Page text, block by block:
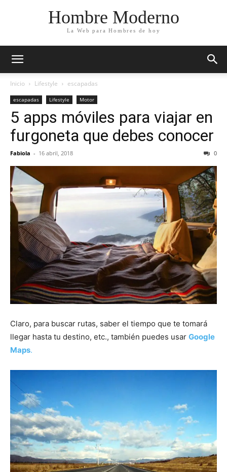
Hombre Moderno
La Web para Hombres de hoy
Inicio Lifestyle escapadas
escapadas Lifestyle Motor
5 apps móviles para viajar en
furgoneta que debes conocer
Fabiola - 16 abril, 2018 0
Claro, para buscar rutas, saber el tiempo que te tomará
llegar hasta tu destino, etc., también puedes usar Google
Maps.